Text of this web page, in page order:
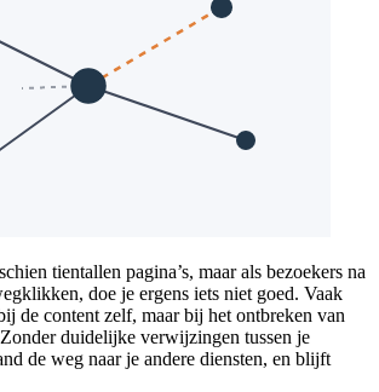
tientallen pagina’s, maar als bezoekers na
doe je ergens iets niet goed. Vaak
de content zelf, maar bij het ontbreken van
duidelijke verwijzingen tussen je
de weg naar je andere diensten, en blijft